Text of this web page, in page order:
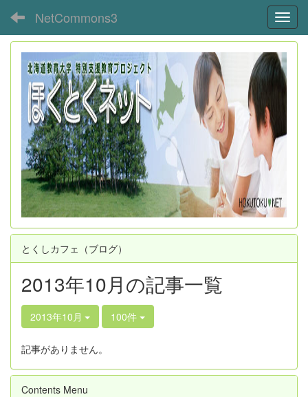
NetCommons3
とくしカフェ（ブログ）
2013年10月の記事一覧
2013年10月 100件
記事がありません。
Contents Menu